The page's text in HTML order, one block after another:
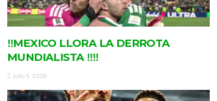
‼MEXICO LLORA LA DERROTA
MUNDIALISTA ‼‼
julio 5, 2026